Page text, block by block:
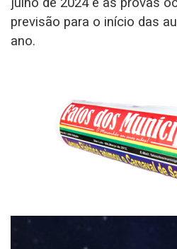
previsão para o início das
ano.
Tocador